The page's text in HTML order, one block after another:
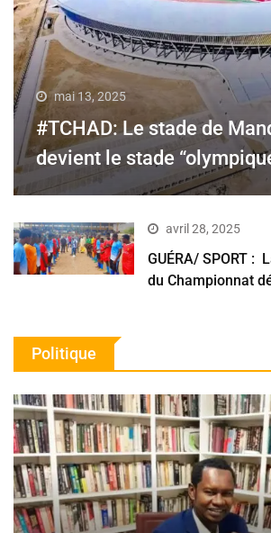
mai 13, 2025
#TCHAD: Le stade de
devient le stade
avril 28, 2025
GUÉRA/ SPORT :
du Championnat
Politique